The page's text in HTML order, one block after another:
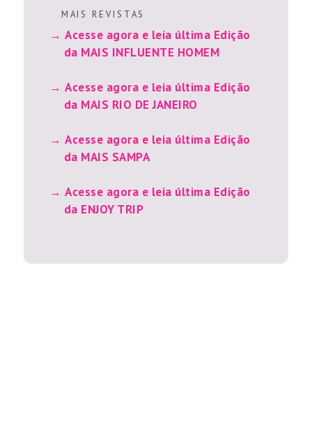
M A I S R E V I S T A S
Acesse agora e leia última Edição
da MAIS INFLUENTE HOMEM
Acesse agora e leia última Edição
da MAIS RIO DE JANEIRO
Acesse agora e leia última Edição
da MAIS SAMPA
Acesse agora e leia última Edição
da ENJOY TRIP